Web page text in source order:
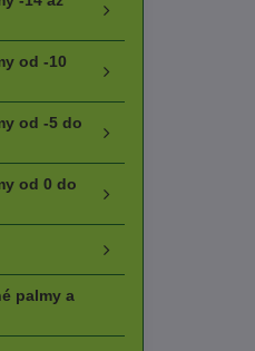
od -10
od -5 do
od 0 do
palmy a